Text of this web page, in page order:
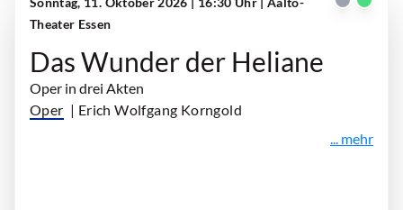
Theater Essen
Das Wunder der Heliane
Oper in drei Akten
Oper | Erich Wolfgang Korngold
... mehr